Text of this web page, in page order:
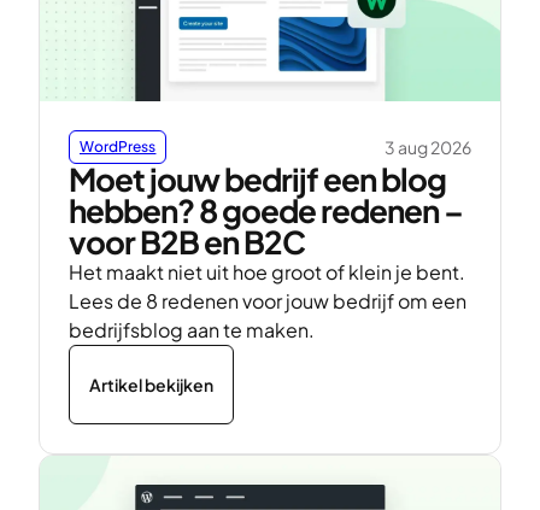
WordPress 3 aug 2026
Moet jouw bedrijf een blog
hebben? 8 goede redenen –
voor B2B en B2C
Het maakt niet uit hoe groot of klein je bent.
Lees de 8 redenen voor jouw bedrijf om een
bedrijfsblog aan te maken.
Artikel bekijken